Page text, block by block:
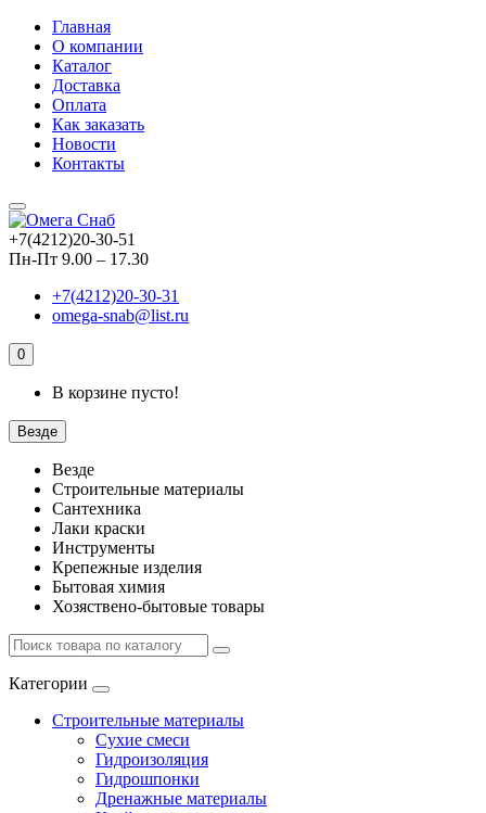
Главная
О компании
Каталог
Доставка
Оплата
Как заказать
Новости
Контакты
+7(4212)20-30-51
Пн-Пт 9.00 – 17.30
+7(4212)20-30-31
omega-snab@list.ru
0
В корзине пусто!
Везде
Везде
Строительные материалы
Сантехника
Лаки краски
Инструменты
Крепежные изделия
Бытовая химия
Хозяствено-бытовые товары
Категории
Строительные материалы
Сухие смеси
Гидроизоляция
Гидрошпонки
Дренажные материалы